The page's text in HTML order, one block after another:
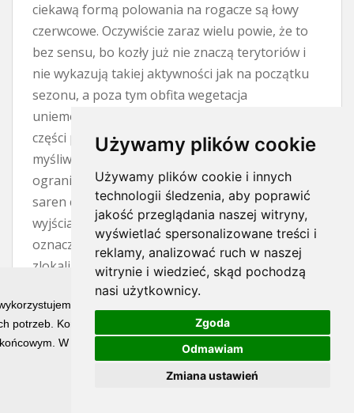
technologię cookies w celu świadczenia Państwu
potrzeb. Korzystanie z witryny bez zmiany ustawień dotyczących
W każdym momencie możesz określić warunki
Używamy plików cookie
Używamy plików cookie i innych
technologii śledzenia, aby poprawić
jakość przeglądania naszej witryny,
wyświetlać spersonalizowane treści i
reklamy, analizować ruch w naszej
witrynie i wiedzieć, skąd pochodzą
nasi użytkownicy.
Zgoda
Odmawiam
Zmiana ustawień
ciekawą formą polowania na rogacze są łowy
czerwcowe. Oczywiście zaraz wielu powie, że to
bez sensu, bo kozły już nie znaczą terytoriów i
nie wykazują takiej aktywności jak na początku
sezonu, a poza tym obfita wegetacja
uniemożliwia zdobycie trofeum. To wszystko po
części prawda, czerwiec to trudny miesiąc dla
myśliwego. Wyrośnięte zboża i trawy znacznie
ograniczają widoczność, natomiast aktywność
saren często przejawia się jedynie w krótkich
wyjściach na otwarty teren. Jednak trudny nie
oznacza niemożliwy. Jeżeli mamy
zlokalizowanego rogacza, to kwestią cierpliwości
i wytrwałości jest spotkanie z nim. W nagrodę
pozyskujemy osobnika o najładniejszym
wyglądzie parostków w całym sezonie.
Największy atut trofeum pozyskanego w
czerwcu stanowi już pełne jego wybarwienie.